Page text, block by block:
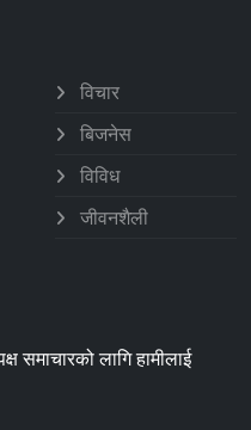
विचार
बिजनेस
विविध
जीवनशैली
समाचारको लागि हामीलाई